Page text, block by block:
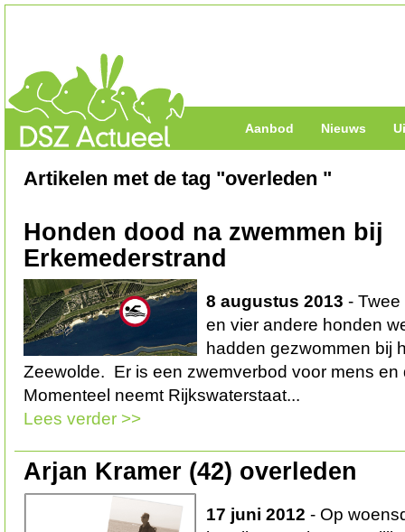
Aanbod Nieuws
Artikelen met de tag "overleden "
Honden dood na zwemmen bij
Erkemederstrand
8 augustus 2013 -
en vier andere honden
hadden gezwommen bij
Zeewolde. Er is een zwemverbod voor mens en
Momenteel neemt Rijkswaterstaat...
Lees verder >>
Arjan Kramer (42) overleden
17 juni 2012 - Op